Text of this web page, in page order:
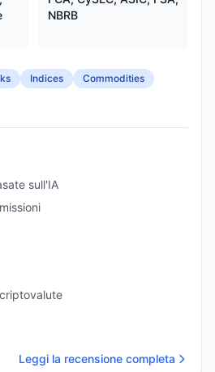
NBRB
Indices
Commodities
sull'IA
Leggi la recensione completa